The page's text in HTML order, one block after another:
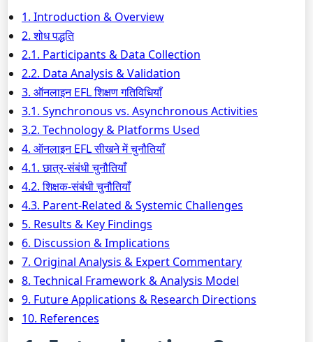
1. Introduction & Overview
2. शोध पद्धति
2.1. Participants & Data Collection
2.2. Data Analysis & Validation
3. ऑनलाइन EFL शिक्षण गतिविधियाँ
3.1. Synchronous vs. Asynchronous Activities
3.2. Technology & Platforms Used
4. ऑनलाइन EFL सीखने में चुनौतियाँ
4.1. छात्र-संबंधी चुनौतियाँ
4.2. शिक्षक-संबंधी चुनौतियाँ
4.3. Parent-Related & Systemic Challenges
5. Results & Key Findings
6. Discussion & Implications
7. Original Analysis & Expert Commentary
8. Technical Framework & Analysis Model
9. Future Applications & Research Directions
10. References